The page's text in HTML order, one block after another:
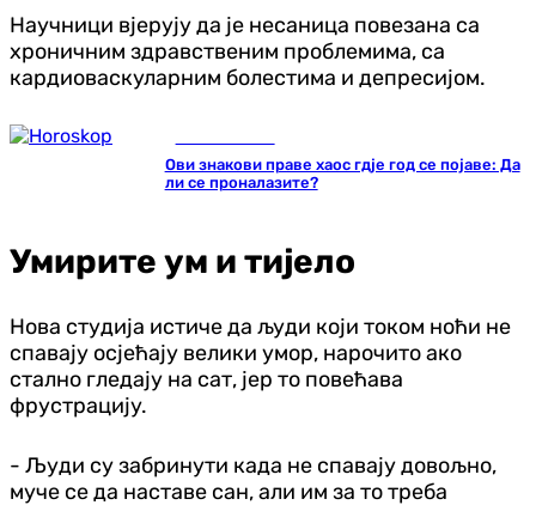
Научници вјерују да је несаница повезана са
хроничним здравственим проблемима, са
кардиоваскуларним болестима и депресијом.
Ови знакови праве хаос гдје год се појаве: Да
ли се проналазите?
Умирите ум и тијело
Нова студија истиче да људи који током ноћи не
спавају осјећају велики умор, нарочито ако
стално гледају на сат, јер то повећава
фрустрацију.
- Људи су забринути када не спавају довољно,
муче се да наставе сан, али им за то треба